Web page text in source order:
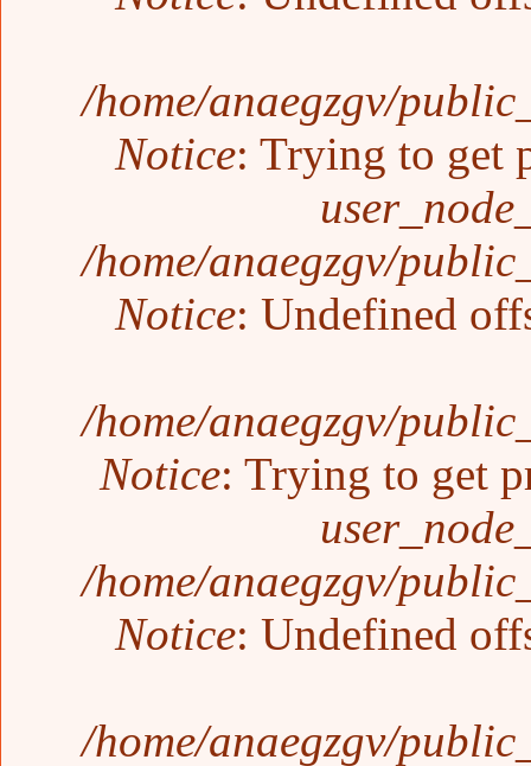
/home/anaegzgv/
Notice: Trying to get
/home/anaegzgv/
Notice: Undefined
/home/anaegzgv/
Notice: Trying to get
/home/anaegzgv/
Notice: Undefined
/home/anaegzgv/